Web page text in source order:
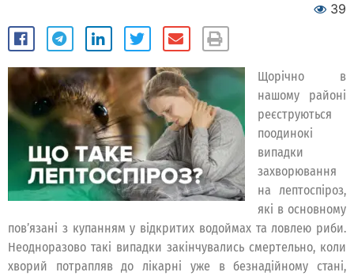
39
Щорічно в
нашому районі
реєструються
поодинокі
випадки
захворювання
на лептоспіроз,
які в основному
пов’язані з купанням у відкритих водоймах та ловлею риби.
Неодноразово такі випадки закінчувались смертельно, коли
хворий потрапляв до лікарні уже в безнадійному стані,